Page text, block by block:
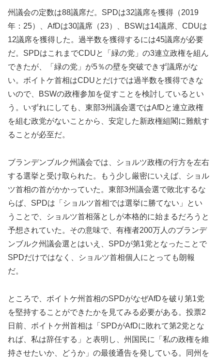
州議会の定数は88議席だ。SPDは32議席を獲得（2019
年：25）、AfDは30議席（23）、BSWは14議席、CDUは
12議席を獲得した。過半数を獲得するには45議席が必要
だ。SPDはこれまでCDUと「緑の党」の3連立政権を組ん
できたが、「緑の党」が5％の壁を突破できず議席がな
い。ボイトケ首相はCDUとだけでは過半数を獲得できな
いので、BSWの政権参加を促すことを検討しているとい
う。いずれにしても、東部3州議会選ではAfDと連立政権
を組む政党がないことから、安定した新政権組閣に難航す
ることが必至だ。
ブランデンブルク州議会では、ショルツ政権の行方を左右
する選挙と受け取られた。もう少し厳密にいえば、ショル
ツ首相の首がかかっていた。東部3州議会選で敗北するな
らば、SPDは「ショルツ首相では選挙に勝てない」とい
うことで、ショルツ首相落としが本格的に始まるだろうと
予想されていた。その意味で、有権者200万人のブランデ
ンブルク州議会選とはいえ、SPDが第1党となったことで
SPDだけではなく、ショルツ首相個人にとっても朗報
だ。
ところで、ボイトケ州首相のSPDがなぜAfDを破り第1党
を堅持することができたかを見てみる必要がある。投票2
日前、ボイトケ州首相は「SPDがAfDに敗れて第2党とな
れば、私は辞任する」と表明し、州国民に「私の政権を維
持させたいか、どうか」の最後通告を発している。同州を